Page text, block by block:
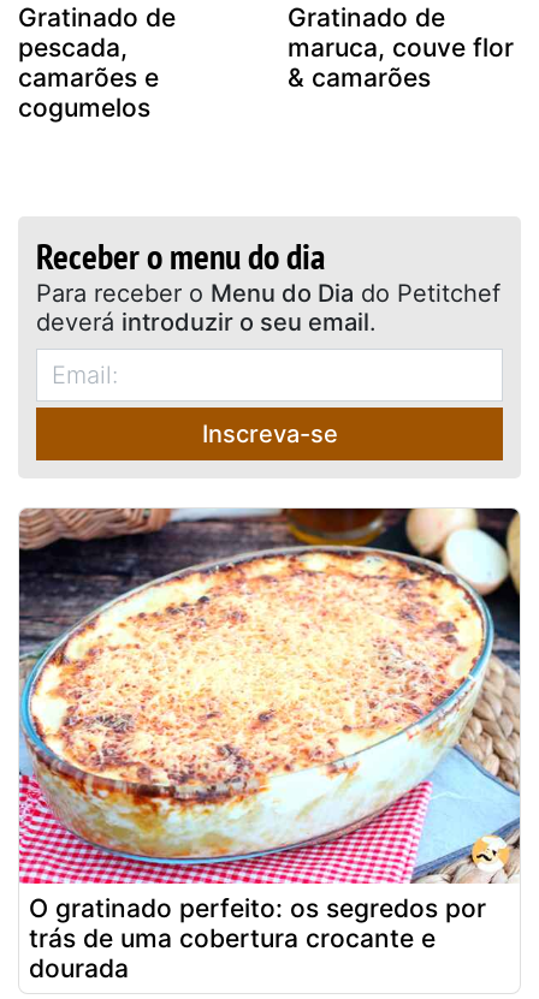
Gratinado de
pescada,
camarões e
cogumelos
Gratinado de
maruca, couve flor
& camarões
Receber o menu do dia
Para receber o Menu do Dia do Petitchef
deverá introduzir o seu email.
Inscreva-se
O gratinado perfeito: os segredos por
trás de uma cobertura crocante e
dourada